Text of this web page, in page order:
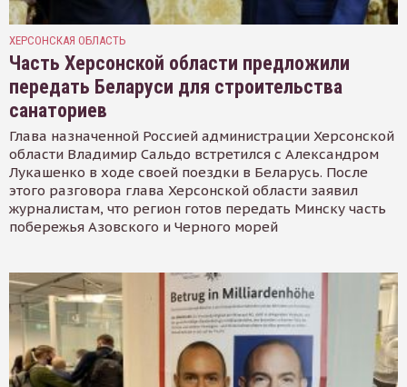
ХЕРСОНСКАЯ ОБЛАСТЬ
Часть Херсонской области предложили
передать Беларуси для строительства
санаториев
Глава назначенной Россией администрации Херсонской
области Владимир Сальдо встретился с Александром
Лукашенко в ходе своей поездки в Беларусь. После
этого разговора глава Херсонской области заявил
журналистам, что регион готов передать Минску часть
побережья Азовского и Черного морей